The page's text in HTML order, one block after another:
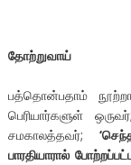
தோற்றுவாய்
பத்தொன்பதாம்
பெரியார்களுள்
சமகாலத்தவர்;
பாரதியாரால்